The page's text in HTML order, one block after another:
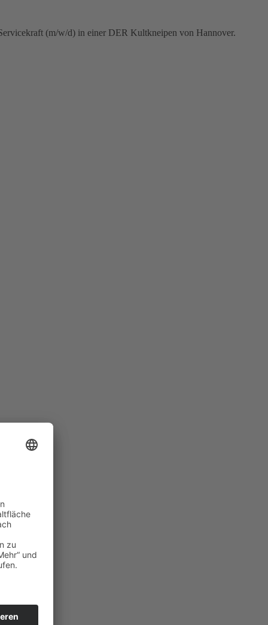
(m/w/d) in einer DER Kultkneipen von Hannover.